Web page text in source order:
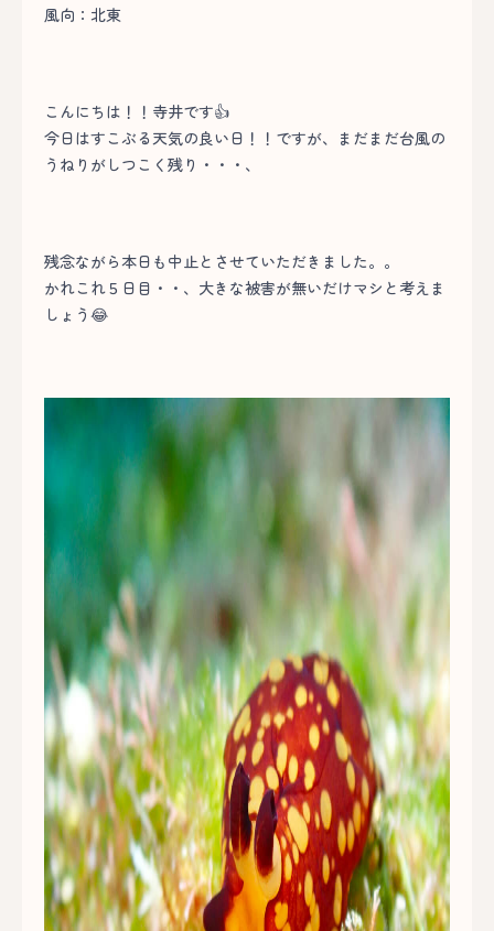
風向：北東
こんにちは！！寺井です👍
今日はすこぶる天気の良い日！！ですが、まだまだ台風の
うねりがしつこく残り・・・、
残念ながら本日も中止とさせていただきました。。
かれこれ５日目・・、大きな被害が無いだけマシと考えま
しょう😂